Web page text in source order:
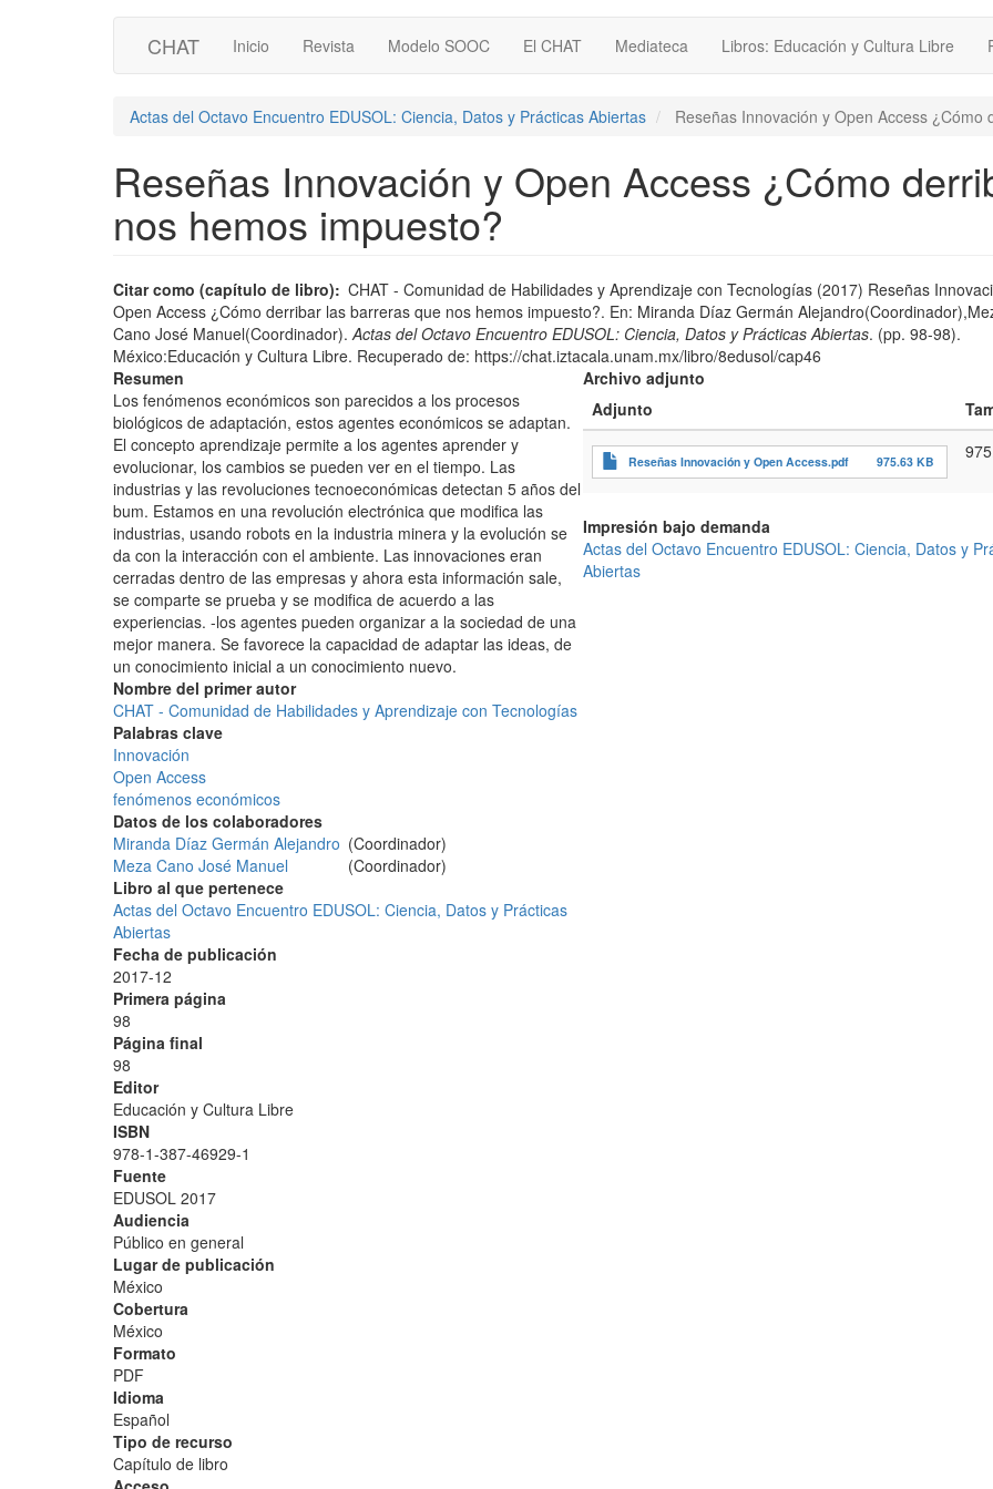
CHAT
Main
navigation
Inicio Revista Modelo SOOC El CHAT Mediateca Libros: Educación y Cultura Libre
User
account
menu
Actas del Octavo Encuentro EDUSOL: Ciencia, Datos y Prácticas Abiertas Reseñas Innovación y Open Access
Reseñas Innovación y Open Access ¿Cómo
nos hemos impuesto?
Citar como (capítulo de libro)
CHAT - Comunidad de Habilidades y Aprendizaje con Tecnologías (2017) Reseñas
Open Access ¿Cómo derribar las barreras que nos hemos impuesto?. En: Miranda Díaz Germán
Cano José Manuel(Coordinador).Actas del Octavo Encuentro EDUSOL: Ciencia, Datos y Prácticas Abiertas. (pp. 98-98).
México:Educación y Cultura Libre. Recuperado de: https://chat.iztacala.unam.mx/libro/8edusol/cap46
Resumen
Los fenómenos económicos son parecidos a los procesos
biológicos de adaptación, estos agentes económicos se adaptan.
El concepto aprendizaje permite a los agentes aprender y
evolucionar, los cambios se pueden ver en el tiempo. Las
industrias y las revoluciones tecnoeconómicas detectan 5 años del
bum. Estamos en una revolución electrónica que modifica las
industrias, usando robots en la industria minera y la evolución se
da con la interacción con el ambiente. Las innovaciones eran
cerradas dentro de las empresas y ahora esta información sale,
se comparte se prueba y se modifica de acuerdo a las
experiencias. -los agentes pueden organizar a la sociedad de una
mejor manera. Se favorece la capacidad de adaptar las ideas, de
un conocimiento inicial a un conocimiento nuevo.
Nombre del primer autor
CHAT - Comunidad de Habilidades y Aprendizaje con Tecnologías
Palabras clave
Innovación
Open Access
fenómenos económicos
Datos de los colaboradores
Miranda Díaz Germán Alejandro (Coordinador)
Meza Cano José Manuel
(Coordinador)
Libro al que pertenece
Actas del Octavo Encuentro EDUSOL: Ciencia, Datos y Prácticas
Abiertas
Fecha de publicación
2017-12
Primera página
98
Página final
98
Editor
Educación y Cultura Libre
ISBN
978-1-387-46929-1
Fuente
EDUSOL 2017
Audiencia
Público en general
Lugar de publicación
México
Cobertura
México
Formato
PDF
Idioma
Español
Tipo de recurso
Capítulo de libro
Archivo adjunto
Adjunto
Reseñas Innovación y Open Access.pdf 975.63 KB
Impresión bajo demanda
Actas del Octavo Encuentro EDUSOL: Ciencia, Datos y
Abiertas